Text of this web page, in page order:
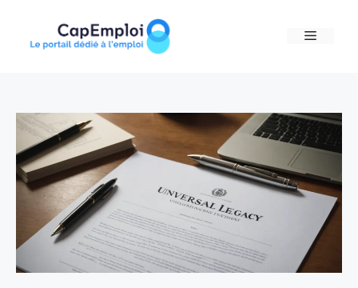
content
MENU